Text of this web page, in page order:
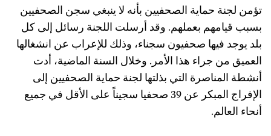
تؤمن لجنة حماية الصحفيين بأنه لا ينبغي سجن الصحفيين
بسبب قيامهم بعملهم. وقد أرسلت اللجنة رسائل إلى كل
بلد يوجد فيها صحفيون سجناء، وذلك للإعراب عن انشغالها
العميق من جراء هذا الأمر. وخلال السنة الماضية، أدت
أنشطة المناصرة التي بذلتها لجنة حماية الصحفيين إلى
الإفراج المبكر عن 39 صحفيا سجيناً على الأقل في جميع
أنحاء العالم.